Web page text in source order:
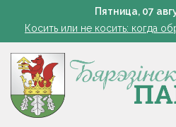
Пятница, 07
Семинар-совещание по
Косить или не косить: когда
Включаем
расходы на
Семинар-совещание по